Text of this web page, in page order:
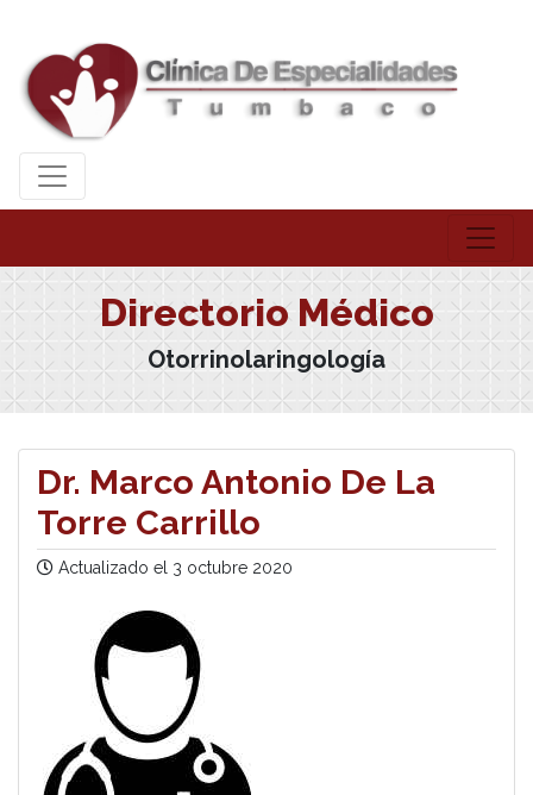
Directorio Médico
Otorrinolaringología
Dr. Marco Antonio De La
Torre Carrillo
Actualizado el 3 octubre 2020